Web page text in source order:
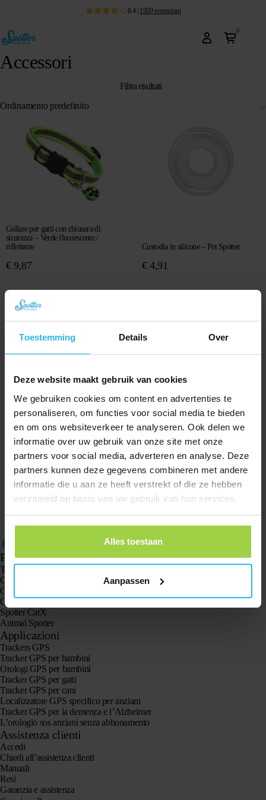
Toestemming Details Over
Deze website maakt gebruik van cookies
We gebruiken cookies om content en advertenties te
personaliseren, om functies voor social media te bieden
en om ons websiteverkeer te analyseren. Ook delen we
informatie over uw gebruik van onze site met onze
partners voor social media, adverteren en analyse. Deze
partners kunnen deze gegevens combineren met andere
informatie die u aan ze heeft verstrekt of die ze hebben
verzameld op basis van uw gebruik van hun services.
Alles toestaan
Aanpassen
8.4| 1920 recensioni
0
Accessori
Filtra risultati
Collare per gatti con chiusura di
sicurezza – Verde fluorescente /
riflettente
€9,87
Custodia in silicone – Pet Spotter
€4,91
Pellicola protettiva – Spotter GPS
Watch Explorer
3,92
Spotter Dock
€16,81
← 1 2 3
Prodotti
Tracker GPS Spotter X10
Orologio GPS Spotter Senior
Orologio GPS Spotter Explorer
Orologio GPS Spotter per bambini
Spotter CatX
Animal Spotter
Applicazioni
Trackers GPS
Tracker GPS per bambini
Orologi GPS per bambini
Tracker GPS per gatti
Tracker GPS per cani
Localizzatore GPS specifico per anziani
Tracker GPS per la demenza e l’Alzheimer
L’orologio sos anziani senza abbonamento
Assistenza clienti
Accedi
Chiedi all’assistenza clienti
Manuali
Resi
Garanzia e assistenza